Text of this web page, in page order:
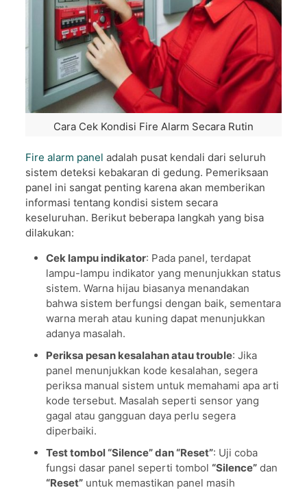
Cara Cek Kondisi Fire Alarm Secara Rutin
Fire alarm panel adalah pusat kendali dari seluruh
sistem deteksi kebakaran di gedung. Pemeriksaan
panel ini sangat penting karena akan memberikan
informasi tentang kondisi sistem secara
keseluruhan. Berikut beberapa langkah yang bisa
dilakukan:
Cek lampu indikator: Pada panel, terdapat
lampu-lampu indikator yang menunjukkan status
sistem. Warna hijau biasanya menandakan
bahwa sistem berfungsi dengan baik, sementara
warna merah atau kuning dapat menunjukkan
adanya masalah.
Periksa pesan kesalahan atau trouble: Jika
panel menunjukkan kode kesalahan, segera
periksa manual sistem untuk memahami apa arti
kode tersebut. Masalah seperti sensor yang
gagal atau gangguan daya perlu segera
diperbaiki.
Test tombol “Silence” dan “Reset”: Uji coba
fungsi dasar panel seperti tombol “Silence”dan
“Reset”untuk memastikan panel masih